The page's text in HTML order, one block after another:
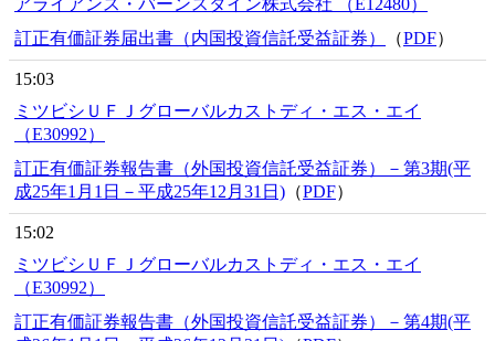
アライアンス・バーンスタイン株式会社 （E12480）
訂正有価証券届出書（内国投資信託受益証券）
（PDF）
15:03
ミツビシＵＦＪグローバルカストディ・エス・エイ
（E30992）
訂正有価証券報告書（外国投資信託受益証券）－第3期(平
成25年1月1日－平成25年12月31日) （PDF）
15:02
ミツビシＵＦＪグローバルカストディ・エス・エイ
（E30992）
訂正有価証券報告書（外国投資信託受益証券）－第4期(平